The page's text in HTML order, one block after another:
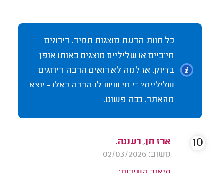
כל חוות הדעת מוצגות תמיד. דירוגים
חיוביים או שליליים מוצגים באותו אופן
בדיוק. אז למה לא רואים הרבה דירוגים
שליליים? כי מי שיש לו הרבה כאלו - יוצא
מהאתר. ככה פשוט.
ארז חן, רעננה.
משוב: 02/03/2026
10